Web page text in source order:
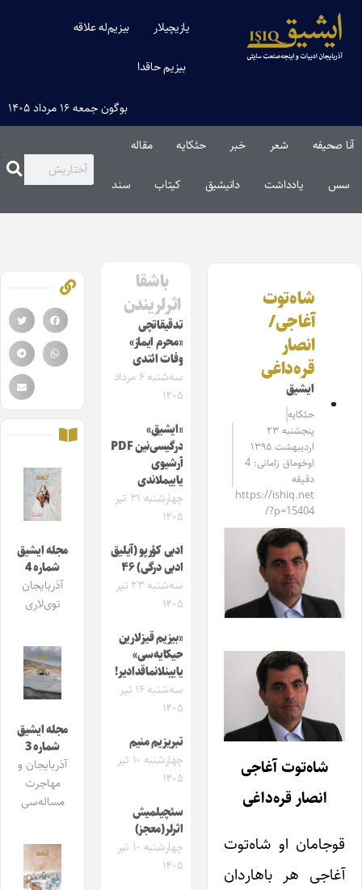
یازیچیلار بیزیم‌له علاقه
بیزیم حاقدا
بوگون جمعه ۱۶ مرداد ۱۴۰۵
آنا صحیفه شعر خبر حئکایه مقاله‌
سس یادداشت دانیشیق کیتاب سند
شاه‌توت
آغاجی/
انصار
قره‌داغی
ایشیق
حئکایه
پنجشنبه ۲۳
اردیبهشت ۱۳۹۵
اوخوماق زامانی: 4
دقیقه
https://ishiq.net
/?p=15404
شاه‌توت آغاجی
انصار قره‌داغی
قوجامان او شاه‌توت
آغاجی هر باهاردان
باشقا
اثرلریندن
تدقیقاتچی
«محرم ایماز»
وفات ائتدی
سه‌شنبه ۶ مرداد
۱۴۰۵
«ایشیق»
درگیسی‌نین PDF
آرشیوی
یاییملاندی
چهارشنبه ۳۱ تیر
۱۴۰۵
ادبی کؤرپو (آیلیق
ادبی درگی) ۴۶
سه‌شنبه ۲۳ تیر
۱۴۰۵
«بیزیم قیزلارین
حیکایه‌سی»
یایینلانماقدادیر!
سه‌شنبه ۱۶ تیر
۱۴۰۵
تبریزیم منیم
چهارشنبه ۱۰ تیر
۱۴۰۵
سئچیلمیش
اثرلر(معجز)
چهارشنبه ۱۰ تیر
۱۴۰۵
مجله ایشیق
شماره 4
آذربایجان
توی‌لاری
مجله ایشیق
شماره 3
آذربایجان و
مهاجرت
مساله‌سی